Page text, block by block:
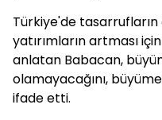
Türkiye'de
yatırımların artması
anlatan Babacan,
olamayacağını,
ifade etti.